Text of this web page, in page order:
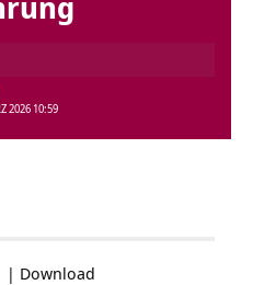
2026 10:59
| Download